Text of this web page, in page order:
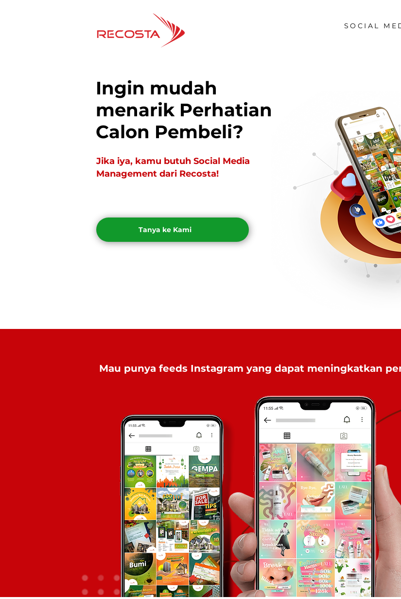
SOCIAL
Ingin mudah
menarik Perhatian
Calon Pembeli?
Jika iya, kamu butuh Social Media
Management dari Recosta!
Tanya ke Kami
Mau punya feeds Instagram yang dapat meningkatkan